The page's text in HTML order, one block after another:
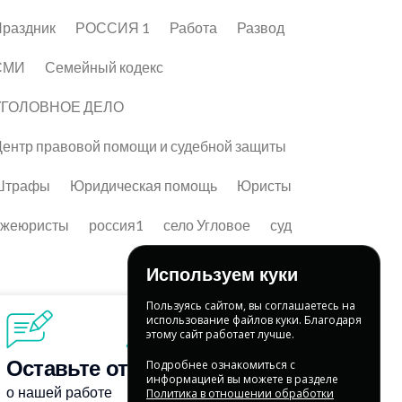
РОССИЯ 1 Работа Развод
Семейный кодекс
ДЕЛО
правовой помощи и судебной защиты
Юридическая помощь Юристы
россия1 село Угловое суд
Используем куки
Пользуясь сайтом, вы соглашаетесь на
использование файлов куки. Благодаря
этому сайт работает лучше.
Подробнее ознакомиться с
информацией вы можете в разделе
Политика в отношении обработки